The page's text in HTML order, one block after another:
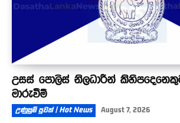
උසස් පොලිස් නිලධාරීන්
මාරුවීම්
උණුසුම් පුවත් | Hot News August 7, 2026